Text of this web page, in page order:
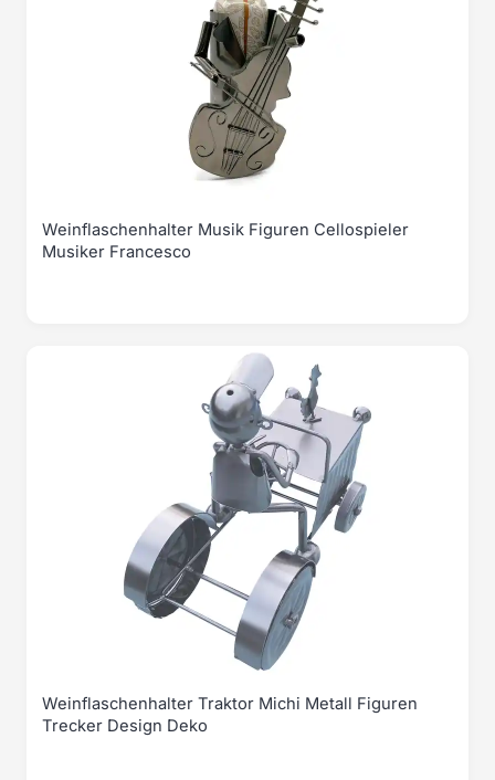
Weinflaschenhalter Musik Figuren Cellospieler
Musiker Francesco
Weinflaschenhalter Traktor Michi Metall Figuren
Trecker Design Deko